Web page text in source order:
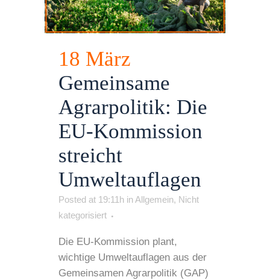
18 März
Gemeinsame
Agrarpolitik: Die
EU-Kommission
streicht
Umweltauflagen
Posted at 19:11h inAllgemein, Nicht
kategorisiert
Die EU-Kommission plant,
wichtige Umweltauflagen aus der
Gemeinsamen Agrarpolitik (GAP)